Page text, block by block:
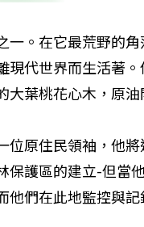
。在它最荒野的
代世界而生活著
葉桃花心木，原油
原住民領袖，他將
護區的建立-但當
們在此地監控與記